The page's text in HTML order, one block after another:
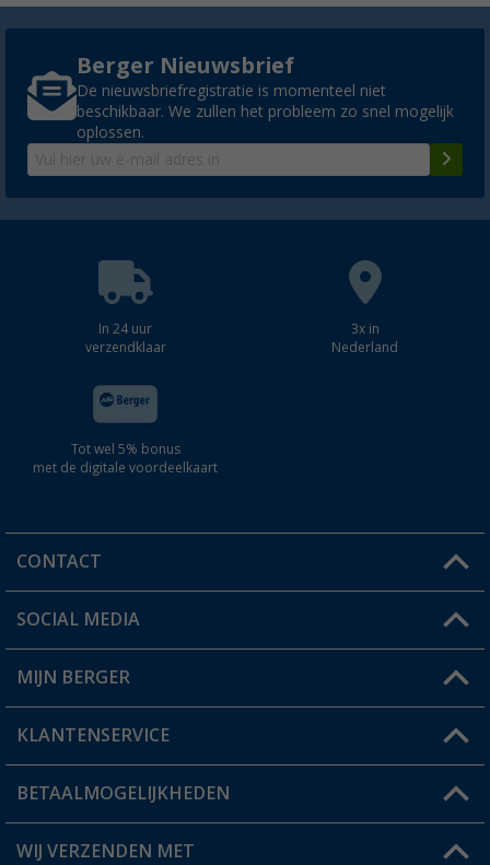
Berger Nieuwsbrief
De nieuwsbriefregistratie is momenteel niet
beschikbaar. We zullen het probleem zo snel mogelijk
oplossen.
In 24 uur
verzendklaar
3x in
Nederland
Tot wel 5% bonus
met de digitale voordeelkaart
CONTACT
Een vraag?
Winkel vinden
SOCIAL MEDIA
MIJN BERGER
Mijn account
Status bestelling
KLANTENSERVICE
FAQ & Contact
Verzendinformatie
BETAALMOGELIJKHEDEN
WIJ VERZENDEN MET